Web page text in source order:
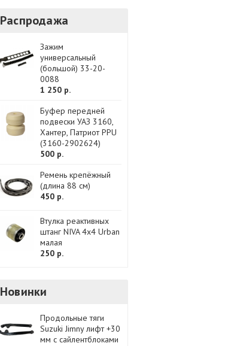
Распродажа
Зажим
универсальный
(большой) 33-20-
0088
1 250 р.
Буфер передней
подвески УАЗ 3160,
Хантер, Патриот PPU
(3160-2902624)
500 р.
Ремень крепёжный
(длина 88 см)
450 р.
Втулка реактивных
штанг NIVA 4x4 Urban
малая
250 р.
Новинки
Продольные тяги
Suzuki Jimny лифт +30
мм с сайлентблоками